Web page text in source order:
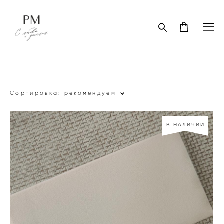
Сортировка: рекомендуем
В НАЛИЧИИ